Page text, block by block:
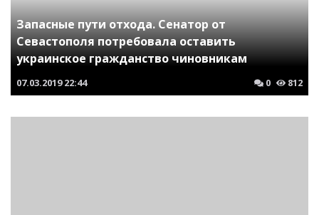
Запасные пути отхода. Сенатор от
Севастополя потребовала оставить
украинское гражданство чиновникам
07.03.2019 22:44 0 812